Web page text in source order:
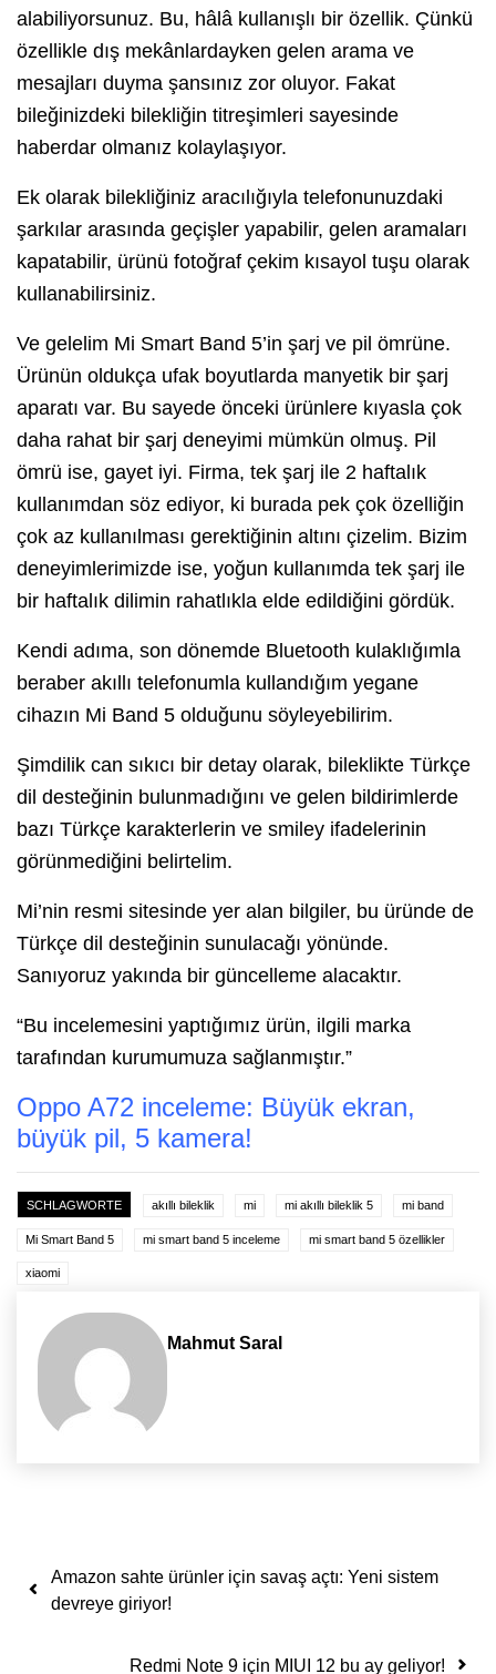
alabiliyorsunuz. Bu, hâlâ kullanışlı bir özellik. Çünkü
özellikle dış mekânlardayken gelen arama ve
mesajları duyma şansınız zor oluyor. Fakat
bileğinizdeki bilekliğin titreşimleri sayesinde
haberdar olmanız kolaylaşıyor.
Ek olarak bilekliğiniz aracılığıyla telefonunuzdaki
şarkılar arasında geçişler yapabilir, gelen aramaları
kapatabilir, ürünü fotoğraf çekim kısayol tuşu olarak
kullanabilirsiniz.
Ve gelelim Mi Smart Band 5’in şarj ve pil ömrüne.
Ürünün oldukça ufak boyutlarda manyetik bir şarj
aparatı var. Bu sayede önceki ürünlere kıyasla çok
daha rahat bir şarj deneyimi mümkün olmuş. Pil
ömrü ise, gayet iyi. Firma, tek şarj ile 2 haftalık
kullanımdan söz ediyor, ki burada pek çok özelliğin
çok az kullanılması gerektiğinin altını çizelim. Bizim
deneyimlerimizde ise, yoğun kullanımda tek şarj ile
bir haftalık dilimin rahatlıkla elde edildiğini gördük.
Kendi adıma, son dönemde Bluetooth kulaklığımla
beraber akıllı telefonumla kullandığım yegane
cihazın Mi Band 5 olduğunu söyleyebilirim.
Şimdilik can sıkıcı bir detay olarak, bileklikte Türkçe
dil desteğinin bulunmadığını ve gelen bildirimlerde
bazı Türkçe karakterlerin ve smiley ifadelerinin
görünmediğini belirtelim.
Mi’nin resmi sitesinde yer alan bilgiler, bu üründe de
Türkçe dil desteğinin sunulacağı yönünde.
Sanıyoruz yakında bir güncelleme alacaktır.
“Bu incelemesini yaptığımız ürün, ilgili marka
tarafından kurumumuza sağlanmıştır.”
Oppo A72 inceleme: Büyük ekran,
büyük pil, 5 kamera!
SCHLAGWORTE akıllı bileklik mi mi akıllı bileklik 5 mi band
Mi Smart Band 5 mi smart band 5 inceleme mi smart band 5 özellikler
xiaomi
Mahmut Saral
Yazı dolaşımı
Amazon sahte ürünler için savaş açtı: Yeni sistem
devreye giriyor!
Redmi Note 9 için MIUI 12 bu ay geliyor!